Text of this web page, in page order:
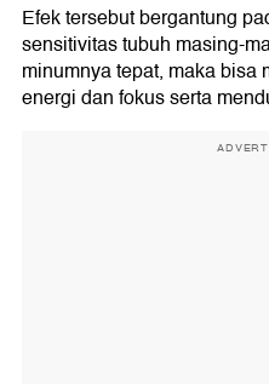
Efek tersebut bergantung
sensitivitas tubuh masing-
minumnya tepat, maka bisa
energi dan fokus serta